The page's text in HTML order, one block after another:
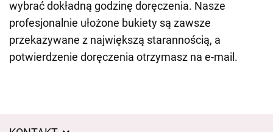
wybrać dokładną godzinę doręczenia. Nasze
profesjonalnie ułożone bukiety są zawsze
przekazywane z największą starannością, a
potwierdzenie doręczenia otrzymasz na e-mail.